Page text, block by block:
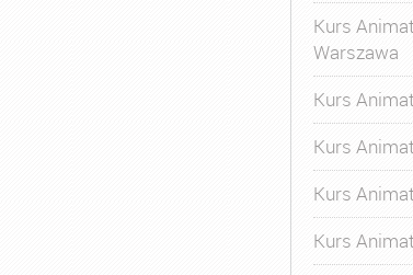
Kurs
Warszawa
Kurs
Kurs
Kurs
Kurs